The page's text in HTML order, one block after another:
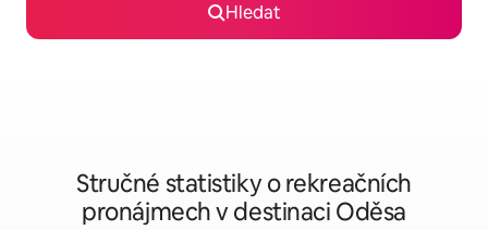
Hledat
Stručné statistiky o rekreačních
pronájmech v destinaci Oděsa